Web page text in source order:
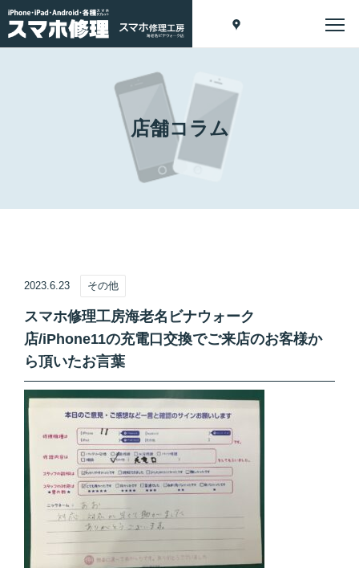
店舗コラム
2023.6.23 その他
スマホ修理工房海老名ビナウォーク
店/iPhone11の充電口交換でご来店のお客様か
ら頂いたお言葉